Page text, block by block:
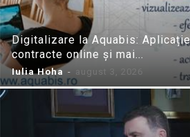
Digitalizare la Aquabis:
contracte online și mai...
Iulia Hoha - august 3, 2026